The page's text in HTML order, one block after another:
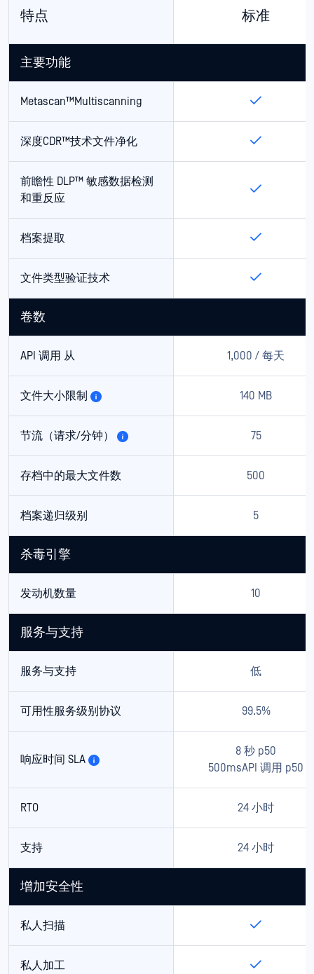
特点 标准
主要功能
Metascan™Multiscanning
深度CDR™技术文件净化
前瞻性 DLP™ 敏感数据检测
和重反应
档案提取
文件类型验证技术
卷数
API 调用 从 1,000 / 每天
文件大小限制 140 MB
节流（请求/分钟） 75
存档中的最大文件数 500
档案递归级别 5
杀毒引擎
发动机数量 10
服务与支持
服务与支持 低
可用性服务级别协议 99.5%
响应时间 SLA
8 秒 p50
500msAPI 调用 p50
RTO 24 小时
支持 24 小时
增加安全性
私人扫描
私人加工